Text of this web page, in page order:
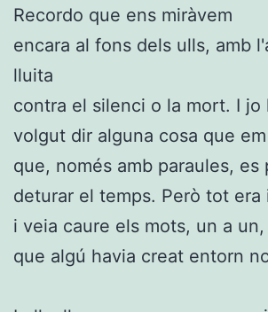
Recordo que ens miràvem
encara al fons dels ulls, amb
lluita
contra el silenci o la mort. I jo
volgut dir alguna cosa que
que, només amb paraules, es
deturar el temps. Però tot era
i veia caure els mots, un a
que algú havia creat entorn